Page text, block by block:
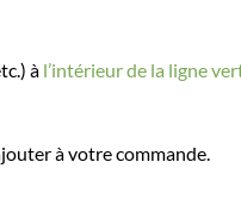
à l’intérieur de la ligne
à votre commande.